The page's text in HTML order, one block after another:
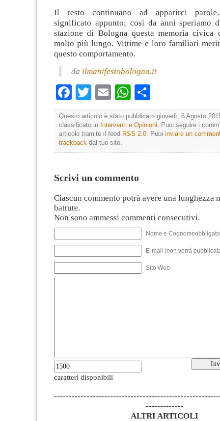
Il resto continuano ad apparirci
significato appunto; così da anni speriamo
stazione di Bologna questa memoria civica
molto più lungo. Vittime e loro familiari
questo comportamento.
da ilmanifestobologna.it
Facebook
TwitterEmailWhatsApp
Questo articolo è stato pubblicato giovedì, 6 Agosto
classificato in Interventi e Opinioni . Puoi seguire i
articolo tramite il feed RSS 2.0 . Puoi inviare un
trackback dal tuo sito.
Scrivi un commento
Ciascun commento potrà avere una lunghezza
battute.
Non sono ammessi commenti consecutivi.
Nome e
E-mail (non verrà
Sito Web
caratteri disponibili
-------------
ALTRI ARTICOLI